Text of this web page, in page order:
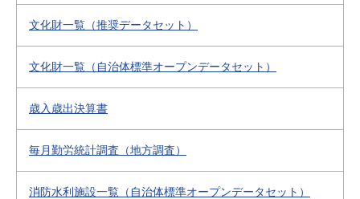
文化財一覧（推奨データセット）
文化財一覧（自治体標準オープンデータセット）
歳入歳出決算書
毎月勤労統計調査（地方調査）
消防水利施設一覧（自治体標準オープンデータセット）